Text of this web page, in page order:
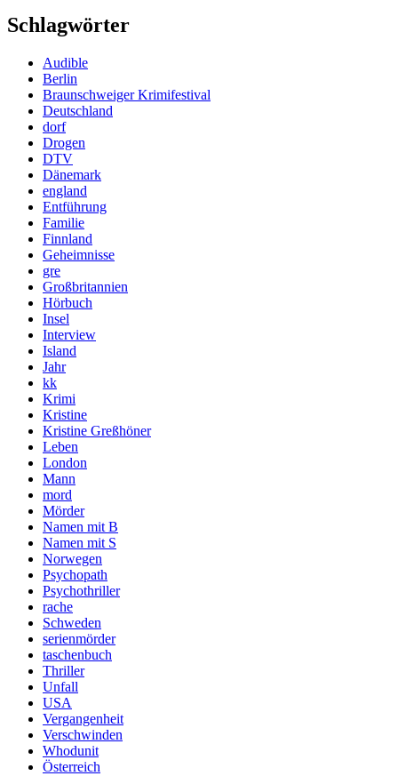
Schlagwörter
Audible
Berlin
Braunschweiger Krimifestival
Deutschland
dorf
Drogen
DTV
Dänemark
england
Entführung
Familie
Finnland
Geheimnisse
gre
Großbritannien
Hörbuch
Insel
Interview
Island
Jahr
kk
Krimi
Kristine
Kristine Greßhöner
Leben
London
Mann
mord
Mörder
Namen mit B
Namen mit S
Norwegen
Psychopath
Psychothriller
rache
Schweden
serienmörder
taschenbuch
Thriller
Unfall
USA
Vergangenheit
Verschwinden
Whodunit
Österreich